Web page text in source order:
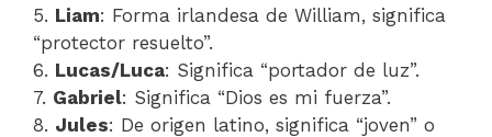
5. Liam: Forma irlandesa de William, significa
“protector resuelto”.
6. Lucas/Luca: Significa “portador de luz”.
7. Gabriel: Significa “Dios es mi fuerza”.
8. Jules: De origen latino, significa “joven” o